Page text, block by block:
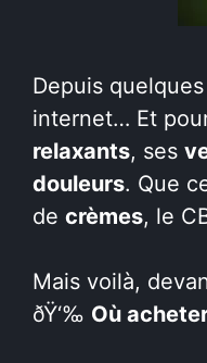
Depuis
internet… Et
relaxants, ses
douleurs. Que
de crèmes, le
Mais voilà,
ðŸ‘‰ Où